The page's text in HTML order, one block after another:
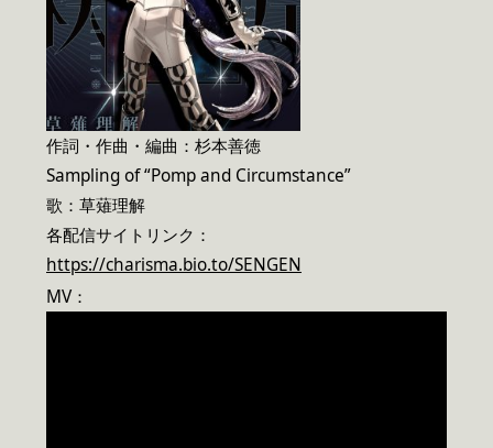
作詞・作曲・編曲：杉本善徳
Sampling of “Pomp and Circumstance”
歌：草薙理解
各配信サイトリンク：
https://charisma.bio.to/SENGEN
MV：